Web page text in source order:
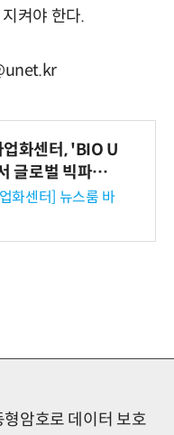
켜야 한다.
화센터, 'BIO U
글로벌 빅파마
스 미팅 지원…K
진출 교두보 확
화센터] 뉴스룸 바
암호로 데이터 보호